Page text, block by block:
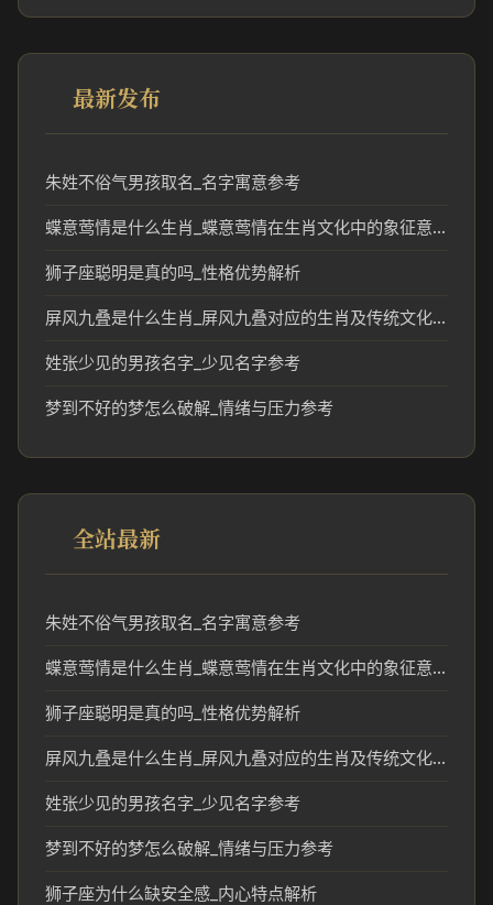
最新发布
朱姓不俗气男孩取名_名字寓意参考
蝶意莺情是什么生肖_蝶意莺情在生肖文化中的象征意义
狮子座聪明是真的吗_性格优势解析
屏风九叠是什么生肖_屏风九叠对应的生肖及传统文化解读
姓张少见的男孩名字_少见名字参考
梦到不好的梦怎么破解_情绪与压力参考
全站最新
朱姓不俗气男孩取名_名字寓意参考
蝶意莺情是什么生肖_蝶意莺情在生肖文化中的象征意义
狮子座聪明是真的吗_性格优势解析
屏风九叠是什么生肖_屏风九叠对应的生肖及传统文化解读
姓张少见的男孩名字_少见名字参考
梦到不好的梦怎么破解_情绪与压力参考
狮子座为什么缺安全感_内心特点解析